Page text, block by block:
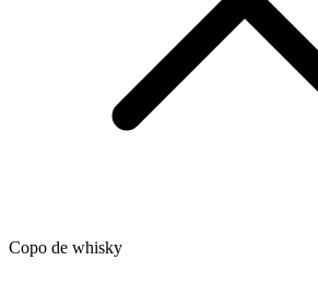
Copo de whisky